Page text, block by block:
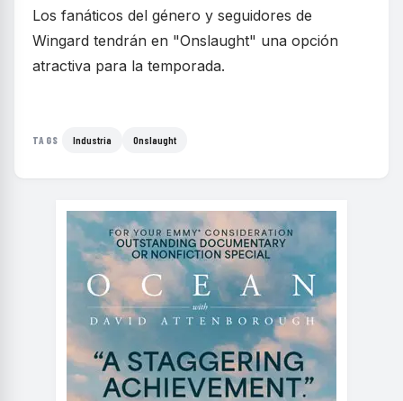
Los fanáticos del género y seguidores de
Wingard tendrán en "Onslaught" una opción
atractiva para la temporada.
TAGS Industria Onslaught